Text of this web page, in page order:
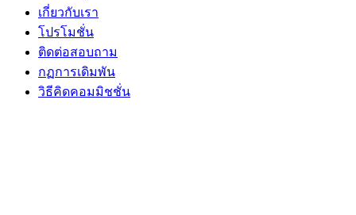
เกี่ยวกับเรา
โปรโมชั่น
ติดต่อสอบถาม
กฏการเดิมพัน
วิธีคิดคอมมิชชั่น